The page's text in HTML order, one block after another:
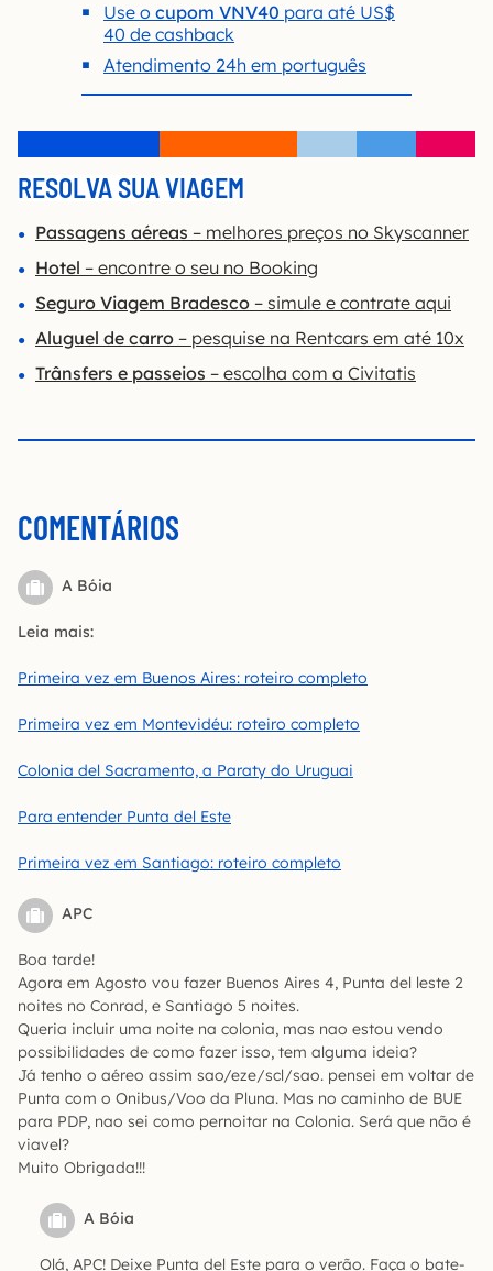
Use o cupom VNV40 para até US$
40 de cashback
Atendimento 24h em português
RESOLVA SUA VIAGEM
Passagens aéreas – melhores preços no Skyscanner
Hotel – encontre o seu no Booking
Seguro Viagem Bradesco – simule e contrate aqui
Aluguel de carro – pesquise na Rentcars em até 10x
Trânsfers e passeios – escolha com a Civitatis
COMENTÁRIOS
A Bóia
Leia mais:
Primeira vez em Buenos Aires: roteiro completo
Primeira vez em Montevidéu: roteiro completo
Colonia del Sacramento, a Paraty do Uruguai
Para entender Punta del Este
Primeira vez em Santiago: roteiro completo
APC
Boa tarde!
Agora em Agosto vou fazer Buenos Aires 4, Punta del leste 2
noites no Conrad, e Santiago 5 noites.
Queria incluir uma noite na colonia, mas nao estou vendo
possibilidades de como fazer isso, tem alguma ideia?
Já tenho o aéreo assim sao/eze/scl/sao. pensei em voltar de
Punta com o Onibus/Voo da Pluna. Mas no caminho de BUE
para PDP, nao sei como pernoitar na Colonia. Será que não é
viavel?
Muito Obrigada!!!
A Bóia
Olá, APC! Deixe Punta del Este para o verão. Faça o bate-